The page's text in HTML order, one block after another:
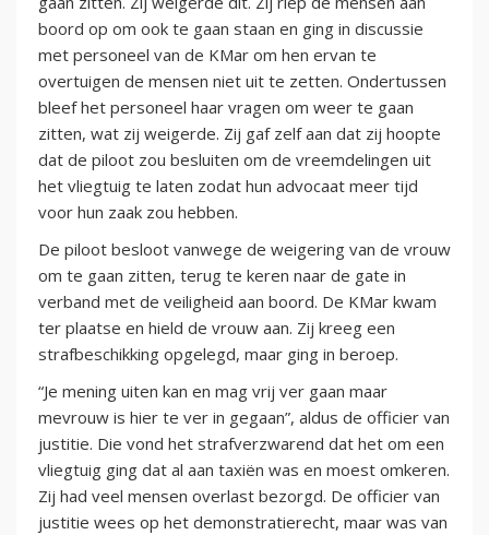
boord op om ook te gaan staan en ging in discussie
met personeel van de KMar om hen ervan te
overtuigen de mensen niet uit te zetten. Ondertussen
bleef het personeel haar vragen om weer te gaan
zitten, wat zij weigerde. Zij gaf zelf aan dat zij hoopte
dat de piloot zou besluiten om de vreemdelingen uit
het vliegtuig te laten zodat hun advocaat meer tijd
voor hun zaak zou hebben.
De piloot besloot vanwege de weigering van de vrouw
om te gaan zitten, terug te keren naar de gate in
verband met de veiligheid aan boord. De KMar kwam
ter plaatse en hield de vrouw aan. Zij kreeg een
strafbeschikking opgelegd, maar ging in beroep.
“Je mening uiten kan en mag vrij ver gaan maar
mevrouw is hier te ver in gegaan”, aldus de officier van
justitie. Die vond het strafverzwarend dat het om een
vliegtuig ging dat al aan taxiën was en moest omkeren.
Zij had veel mensen overlast bezorgd. De officier van
justitie wees op het demonstratierecht, maar was van